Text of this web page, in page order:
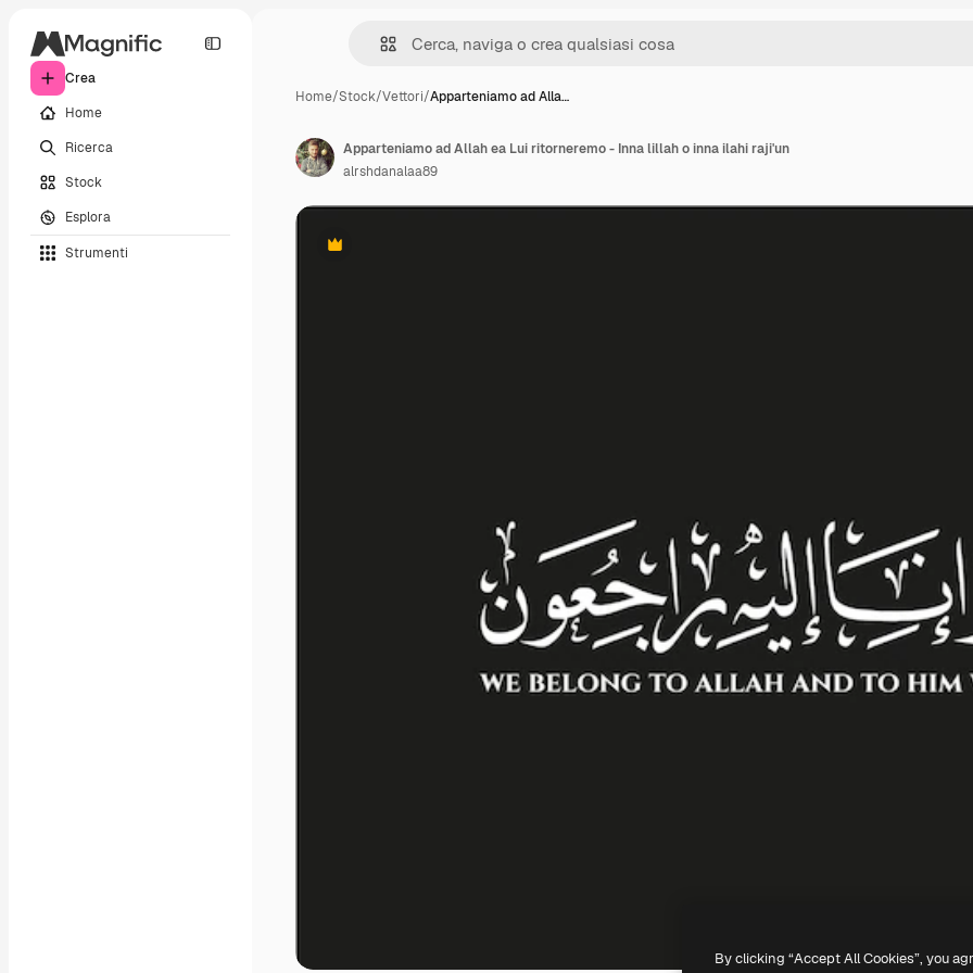
Crea
Home
Ricerca
Stock
Esplora
Strumenti
Home/Stock/Vettori/Apparteniamo ad Alla…
Premium
Apparteniamo ad Allah ea Lui ritorneremo - Inna lillah o inna ilahi raji'un
alrshdanalaa89
By clicking “Accept All Cookies”, you